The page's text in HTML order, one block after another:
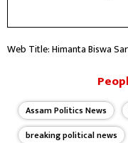
Web Title: Himanta Biswa
Assam Politics News
breaking political news